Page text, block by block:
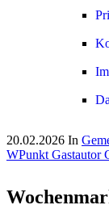
20.02.2026 In
WPunkt Gastautor